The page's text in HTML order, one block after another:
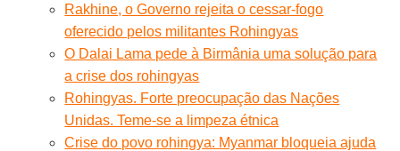
Rakhine, o Governo rejeita o cessar-fogo
oferecido pelos militantes Rohingyas
O Dalai Lama pede à Birmânia uma solução para
a crise dos rohingyas
Rohingyas. Forte preocupação das Nações
Unidas. Teme-se a limpeza étnica
Crise do povo rohingya: Myanmar bloqueia ajuda